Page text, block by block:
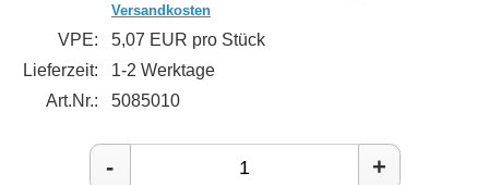
Versandkosten
VPE:
5,07 EUR pro Stück
Lieferzeit:
1-2 Werktage
Art.Nr.:
5085010
- +